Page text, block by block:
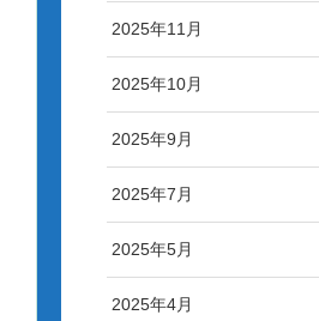
2025年11月
2025年10月
2025年9月
2025年7月
2025年5月
2025年4月